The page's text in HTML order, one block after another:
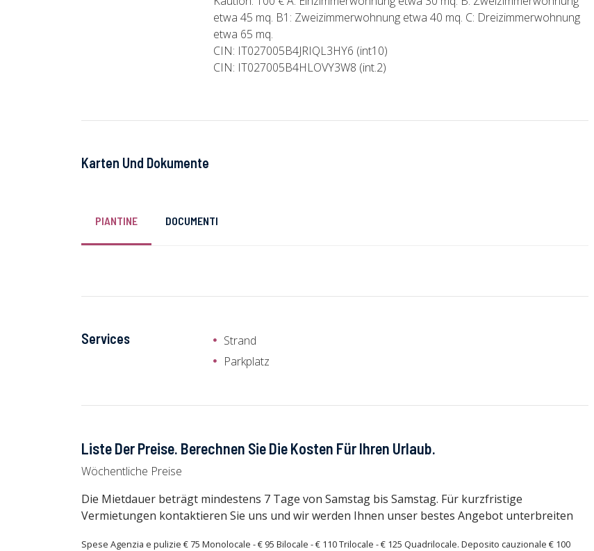
etwa 45 mq. B1: Zweizimmerwohnung etwa 40 mq. C: Dreizimmerwohnung
etwa 65 mq.
CIN: IT027005B4JRIQL3HY6 (int10)
CIN: IT027005B4HLOVY3W8 (int.2)
Karten Und Dokumente
PIANTINE DOCUMENTI
Services
Strand
Parkplatz
Liste Der Preise. Berechnen Sie Die Kosten Für Ihren Urlaub.
Wöchentliche Preise
Die Mietdauer beträgt mindestens 7 Tage von Samstag bis Samstag. Für kurzfristige
Vermietungen kontaktieren Sie uns und wir werden Ihnen unser bestes Angebot unterbreiten
Spese Agenzia e pulizie € 75 Monolocale - € 95 Bilocale - € 110 Trilocale - € 125 Quadrilocale. Deposito cauzionale € 100